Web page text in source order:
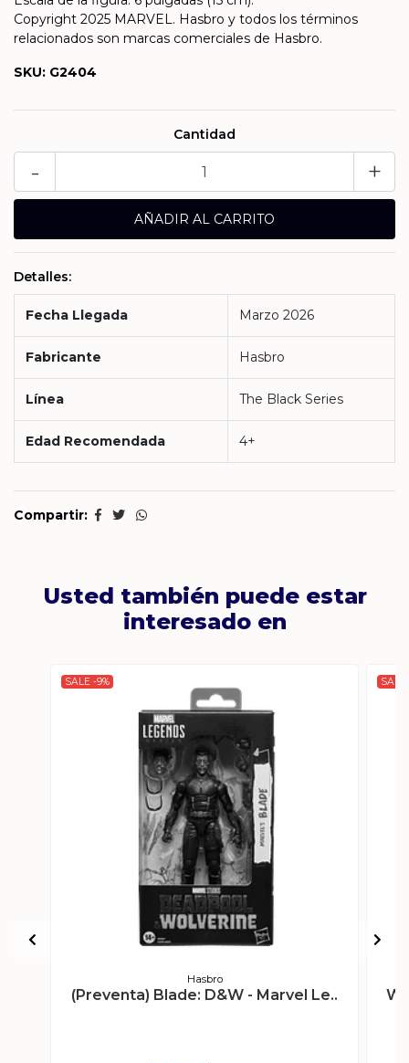
Copyright 2025 MARVEL. Hasbro y todos los términos
relacionados son marcas comerciales de Hasbro.
SKU: G2404
Cantidad
+
-
Detalles:
Fecha Llegada Marzo 2026
Fabricante Hasbro
Línea The Black Series
Edad Recomendada 4+
Compartir:
Usted también puede estar
interesado en
SALE -9%
Hasbro
(Preventa) Blade: D&W - Marvel Le..
SALE